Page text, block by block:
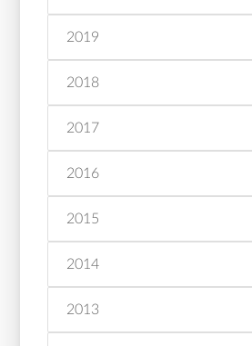
2019
2018
2017
2016
2015
2014
2013